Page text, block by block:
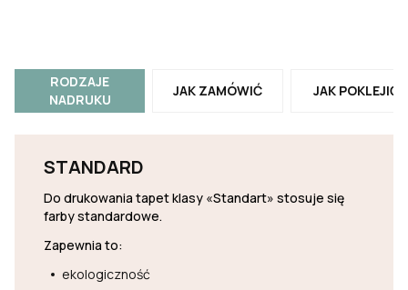
RODZAJE
NADRUKU
JAK ZAMÓWIĆ JAK POKLEJIĆ
STANDARD
Do drukowania tapet klasy «Standart» stosuje się
farby standardowe.
Zapewnia to:
ekologiczność